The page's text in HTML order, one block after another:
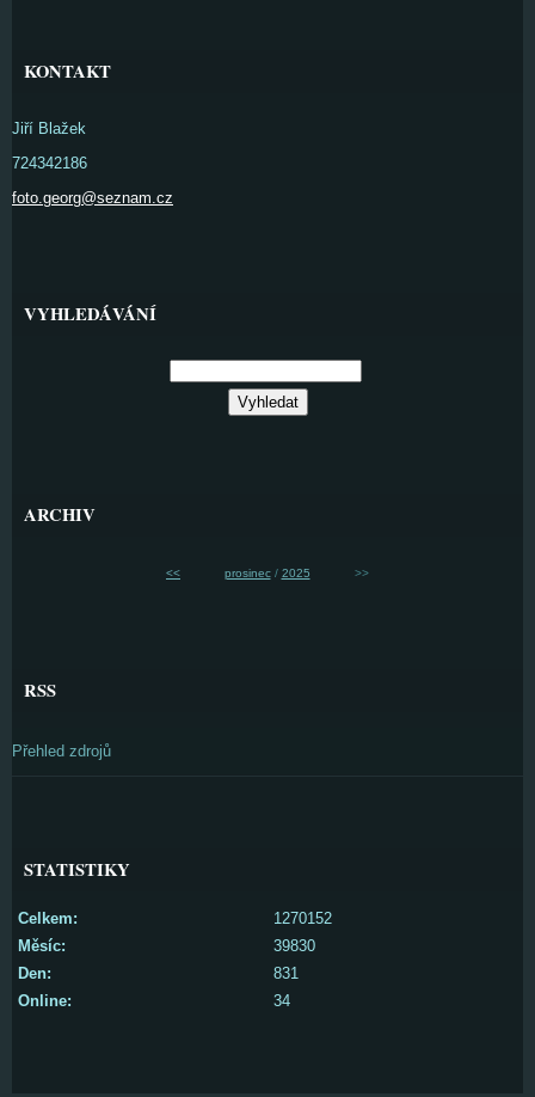
KONTAKT
Jiří Blažek
724342186
foto.georg@seznam.cz
VYHLEDÁVÁNÍ
ARCHIV
<< prosinec/ 2025 >>
RSS
Přehled zdrojů
STATISTIKY
Online: 34
Celkem:
1270152
Měsíc:
39830
Den:
831